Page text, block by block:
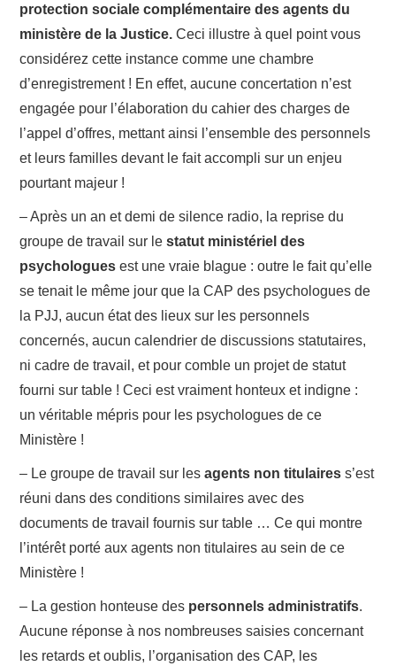
protection sociale complémentaire des agents du
ministère de la Justice. Ceci illustre à quel point vous
considérez cette instance comme une chambre
d’enregistrement ! En effet, aucune concertation n’est
engagée pour l’élaboration du cahier des charges de
l’appel d’offres, mettant ainsi l’ensemble des personnels
et leurs familles devant le fait accompli sur un enjeu
pourtant majeur !
– Après un an et demi de silence radio, la reprise du
groupe de travail sur lestatut ministériel des
psychologues est une vraie blague : outre le fait qu’elle
se tenait le même jour que la CAP des psychologues de
la PJJ, aucun état des lieux sur les personnels
concernés, aucun calendrier de discussions statutaires,
ni cadre de travail, et pour comble un projet de statut
fourni sur table ! Ceci est vraiment honteux et indigne :
un véritable mépris pour les psychologues de ce
Ministère !
– Le groupe de travail sur lesagents non titulaires s’est
réuni dans des conditions similaires avec des
documents de travail fournis sur table … Ce qui montre
l’intérêt porté aux agents non titulaires au sein de ce
Ministère !
– La gestion honteuse des personnels administratifs.
Aucune réponse à nos nombreuses saisies concernant
les retards et oublis, l’organisation des CAP, les